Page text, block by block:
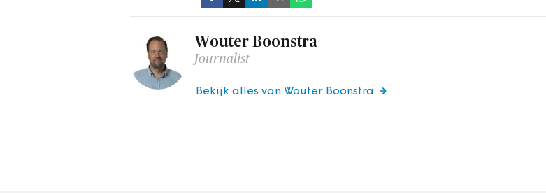
Wouter Boonstra
Journalist
Bekijk alles van Wouter Boonstra